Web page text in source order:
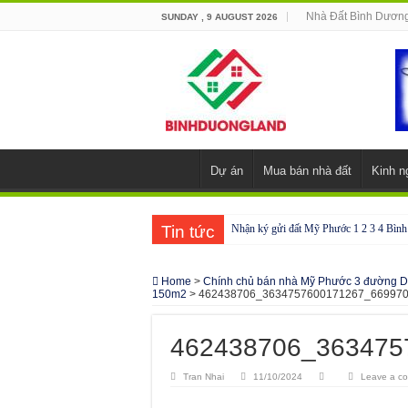
SUNDAY , 9 AUGUST 2026 Nhà Đất Bình
Dự án Mua bán nhà đất Kinh
Tin tức Nhận ký gửi đất Mỹ Phước 1 2 3 4
Phòng công chứng tại Chơn Thành –
Home > Chính chủ bán nhà Mỹ Phước 3 đường
150m2 >
Tran Nhai 11/10/2024 Leave a